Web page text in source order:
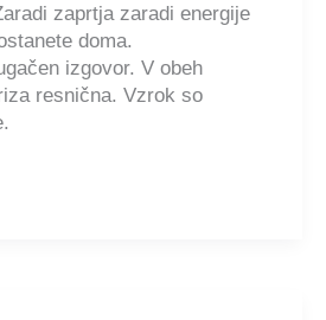
zaprtja zaradi energije
doma.
izgovor. V obeh
resnična. Vzrok so